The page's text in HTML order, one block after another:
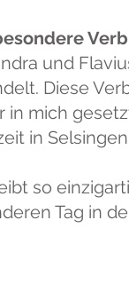
und
Diese
in mich
in
so
Tag in